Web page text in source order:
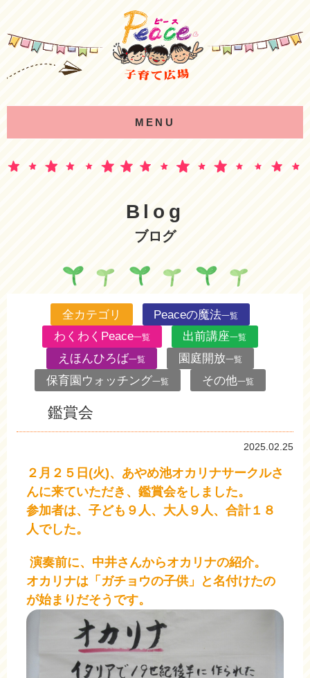
MENU
Blog
ブログ
全カテゴリ Peaceの魔法一覧
わくわくPeace一覧 出前講座一覧
えほんひろば一覧 園庭開放一覧
保育園ウォッチング一覧 その他一覧
鑑賞会
2025.02.25
２月２５日(火)、あやめ池オカリナサークルさ
んに来ていただき、鑑賞会をしました。
参加者は、子ども９人、大人９人、合計１８
人でした。
演奏前に、中井さんからオカリナの紹介。
オカリナは「ガチョウの子供」と名付けたの
が始まりだそうです。